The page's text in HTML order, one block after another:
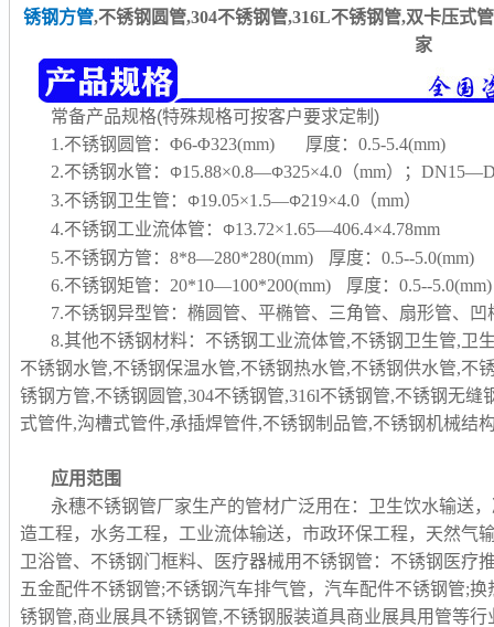
锈钢方管,不锈钢圆管,304不锈钢管,316L不锈钢管,双卡压式
家
常备产品规格(特殊规格可按客户要求定制)
1.不锈钢圆管：Φ6-Φ323(mm) 厚度：0.5-5.4(mm)
2.不锈钢水管：Φ15.88×0.8—Φ325×4.0（mm）；
3.不锈钢卫生管：Φ19.05×1.5—Φ219×4.0（mm）
4.不锈钢工业流体管：Φ13.72×1.65—406.4×4.78mm
5.不锈钢方管：8*8—280*280(mm) 厚度：0.5--5.0(mm)
6.不锈钢矩管：20*10—100*200(mm) 厚度：0.5--5.0(mm)
7.不锈钢异型管：椭圆管、平椭管、三角管、扇形管、
8.其他不锈钢材料：不锈钢工业流体管,不锈钢卫生管,卫
不锈钢水管,不锈钢保温水管,不锈钢热水管,不锈钢供水管,不
锈钢方管,不锈钢圆管,304不锈钢管,316l不锈钢管,不锈钢无
式管件,沟槽式管件,承插焊管件,不锈钢制品管,不锈钢机械结
应用范围
永穗不锈钢管厂家生产的管材广泛用在：卫生饮水输送
造工程，水务工程，工业流体输送，市政环保工程，天然气
卫浴管、不锈钢门框料、医疗器械用不锈钢管：不锈钢医疗
五金配件不锈钢管;不锈钢汽车排气管，汽车配件不锈钢管;
锈钢管,商业展具不锈钢管,不锈钢服装道具商业展具用管等行